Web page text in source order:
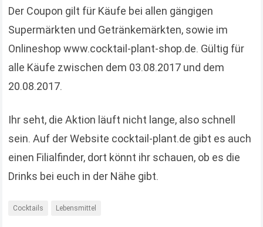
Der Coupon gilt für Käufe bei allen gängigen
Supermärkten und Getränkemärkten, sowie im
Onlineshop www.cocktail-plant-shop.de. Gültig für
alle Käufe zwischen dem 03.08.2017 und dem
20.08.2017.
Ihr seht, die Aktion läuft nicht lange, also schnell
sein. Auf der Website cocktail-plant.de gibt es auch
einen Filialfinder, dort könnt ihr schauen, ob es die
Drinks bei euch in der Nähe gibt.
Cocktails Lebensmittel